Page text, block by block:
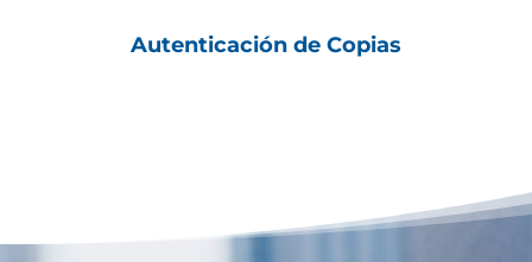
Autenticación de Copias